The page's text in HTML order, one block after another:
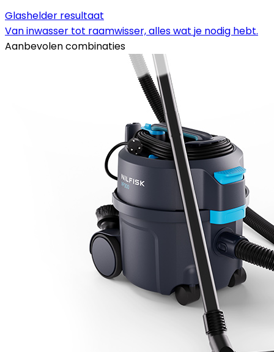
Glashelder resultaat
Van inwasser tot raamwisser, alles wat je nodig hebt.
Aanbevolen combinaties